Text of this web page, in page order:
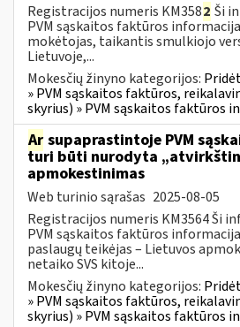
Registracijos numeris KM3582 Ši
PVM sąskaitos faktūros informacija
mokėtojas, taikantis smulkiojo
Lietuvoje,...
Mokesčių žinyno kategorijos:
» PVM sąskaitos faktūros,
skyrius) » PVM sąskaitos faktūros
Ar supaprastintoje PVM
turi būti nurodyta
apmokestinimas
Web turinio sąrašas 2025-08-05
Registracijos numeris KM3564 Ši
PVM sąskaitos faktūros
paslaugų teikėjas – Lietuvos
netaiko SVS kitoje...
Mokesčių žinyno kategorijos:
» PVM sąskaitos faktūros,
skyrius) » PVM sąskaitos faktūros